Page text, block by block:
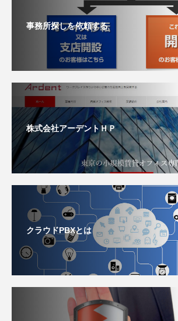
事務所探しを依頼する
株式会社アーデントＨＰ
クラウドPBXとは